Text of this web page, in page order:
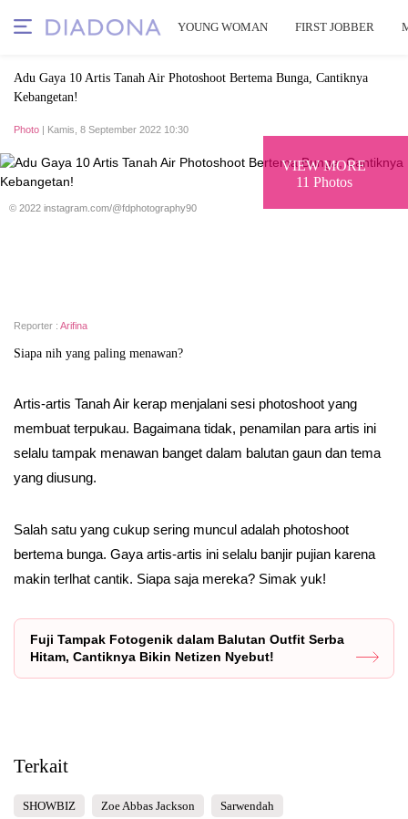
YOUNG WOMAN FIRST JOBBER
Adu Gaya 10 Artis Tanah Air Photoshoot Bertema Bunga, Cantiknya
Kebangetan!
Photo | Kamis, 8 September 2022 10:30
VIEW MORE
11 Photos
© 2022 instagram.com/@fdphotography90
Reporter : Arifina
Siapa nih yang paling menawan?
Artis-artis Tanah Air kerap menjalani sesi photoshoot yang
membuat terpukau. Bagaimana tidak, penamilan para artis ini
selalu tampak menawan banget dalam balutan gaun dan tema
yang diusung.
Salah satu yang cukup sering muncul adalah photoshoot
bertema bunga. Gaya artis-artis ini selalu banjir pujian karena
makin terlhat cantik. Siapa saja mereka? Simak yuk!
Fuji Tampak Fotogenik dalam Balutan Outfit Serba
Hitam, Cantiknya Bikin Netizen Nyebut!
Terkait
SHOWBIZ Zoe Abbas Jackson Sarwendah